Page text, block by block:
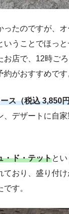
ったのですが、
いうことでほっ
お店で、12時ご
がおすすめです
ス（税込 3,850
、デザートに自
・ド・テットと
ており、盛り付
す。